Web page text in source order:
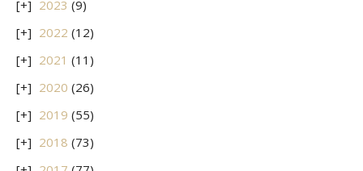
2023 (9)
2022 (12)
2021 (11)
2020 (26)
2019 (55)
2018 (73)